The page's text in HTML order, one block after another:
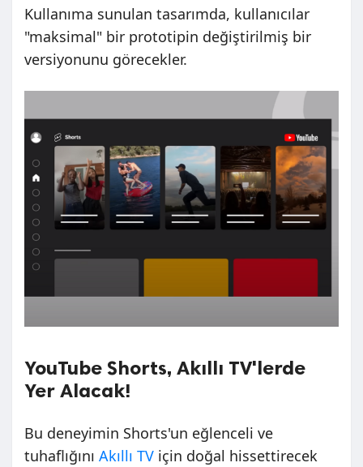
Kullanıma sunulan tasarımda, kullanıcılar
"maksimal" bir prototipin değiştirilmiş bir
versiyonunu görecekler.
YouTube Shorts, Akıllı TV'lerde
Yer Alacak!
Bu deneyimin Shorts'un eğlenceli ve
tuhaflığını Akıllı TV için doğal hissettirecek